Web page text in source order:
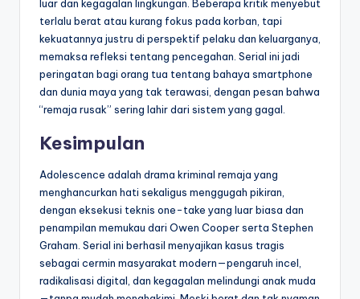
luar dan kegagalan lingkungan. Beberapa kritik menyebut
terlalu berat atau kurang fokus pada korban, tapi
kekuatannya justru di perspektif pelaku dan keluarganya,
memaksa refleksi tentang pencegahan. Serial ini jadi
peringatan bagi orang tua tentang bahaya smartphone
dan dunia maya yang tak terawasi, dengan pesan bahwa
“remaja rusak” sering lahir dari sistem yang gagal.
Kesimpulan
Adolescence adalah drama kriminal remaja yang
menghancurkan hati sekaligus menggugah pikiran,
dengan eksekusi teknis one-take yang luar biasa dan
penampilan memukau dari Owen Cooper serta Stephen
Graham. Serial ini berhasil menyajikan kasus tragis
sebagai cermin masyarakat modern—pengaruh incel,
radikalisasi digital, dan kegagalan melindungi anak muda